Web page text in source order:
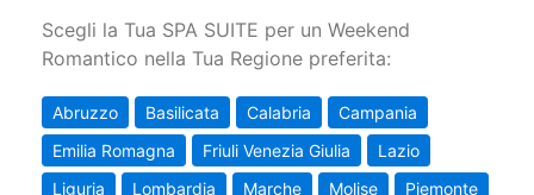
Scegli la Tua SPA SUITE per un Weekend
Romantico nella Tua Regione preferita:
Abruzzo Basilicata Calabria
Campania
Emilia Romagna
Friuli Venezia Giulia
Lazio
Liguria
Lombardia Marche Molise
Piemonte